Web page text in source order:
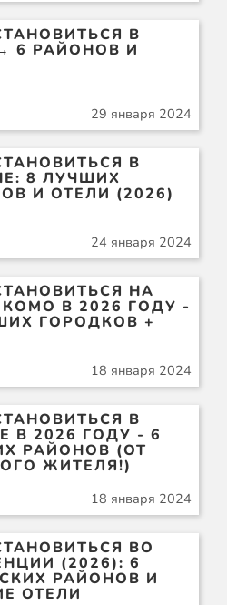
В
6 РАЙОНОВ И
29 января 2024
В
8 ЛУЧШИХ
И ОТЕЛИ (2026)
24 января 2024
НА
В 2026 ГОДУ -
ГОРОДКОВ +
18 января 2024
В
В 2026 ГОДУ - 6
РАЙОНОВ (ОТ
ЖИТЕЛЯ!)
18 января 2024
ВО
(2026): 6
РАЙОНОВ И
ОТЕЛИ